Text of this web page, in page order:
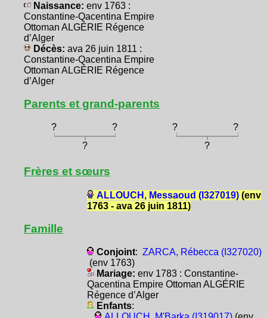
Naissance: env 1763 :
Constantine-Qacentina Empire
Ottoman ALGÉRIE Régence
d’Alger
Décès: ava 26 juin 1811 :
Constantine-Qacentina Empire
Ottoman ALGÉRIE Régence
d’Alger
Parents et grand-parents
? ? ?
?
?
?
Frères et sœurs
ALLOUCH, Messaoud (I327019)(env
1763 - ava 26 juin 1811)
Famille
Conjoint: ZARCA, Rébecca (I327020)
(env 1763)
Mariage: env 1783 : Constantine-
Qacentina Empire Ottoman ALGÉRIE
Régence d’Alger
Enfants: